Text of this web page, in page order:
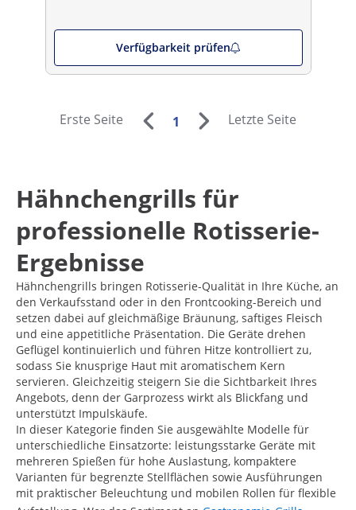
Verfügbarkeit prüfen
Erste Seite 1 Letzte Seite
Hähnchengrills für
professionelle Rotisserie-
Ergebnisse
Hähnchengrills bringen Rotisserie-Qualität in Ihre Küche, an
den Verkaufsstand oder in den Frontcooking-Bereich und
setzen dabei auf gleichmäßige Bräunung, saftiges Fleisch
und eine appetitliche Präsentation. Die Geräte drehen
Geflügel kontinuierlich und führen Hitze kontrolliert zu,
sodass Sie knusprige Haut mit aromatischem Kern
servieren. Gleichzeitig steigern Sie die Sichtbarkeit Ihres
Angebots, denn der Garprozess wirkt als Blickfang und
unterstützt Impulskäufe.
In dieser Kategorie finden Sie ausgewählte Modelle für
unterschiedliche Einsatzorte: leistungsstarke Geräte mit
mehreren Spießen für hohe Auslastung, kompaktere
Varianten für begrenzte Stellflächen sowie Ausführungen
mit praktischer Beleuchtung und mobilen Rollen für flexible